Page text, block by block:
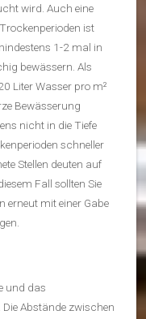
wird. Auch eine
ist
1-2 mal in
bewässern. Als
Liter Wasser pro m²
Bewässerung
nicht in die Tiefe
schneller
Stellen deuten auf
Fall sollten Sie
erneut mit einer Gabe
und das
Abstände zwischen